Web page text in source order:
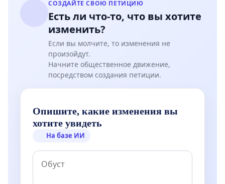
СОЗДАЙТЕ СВОЮ ПЕТИЦИЮ
Есть ли что-то, что вы хотите
изменить?
Если вы молчите, то изменения не
произойдут.
Начните общественное движение,
посредством создания петиции.
Опишите, какие изменения вы
хотите увидеть
На базе ИИ